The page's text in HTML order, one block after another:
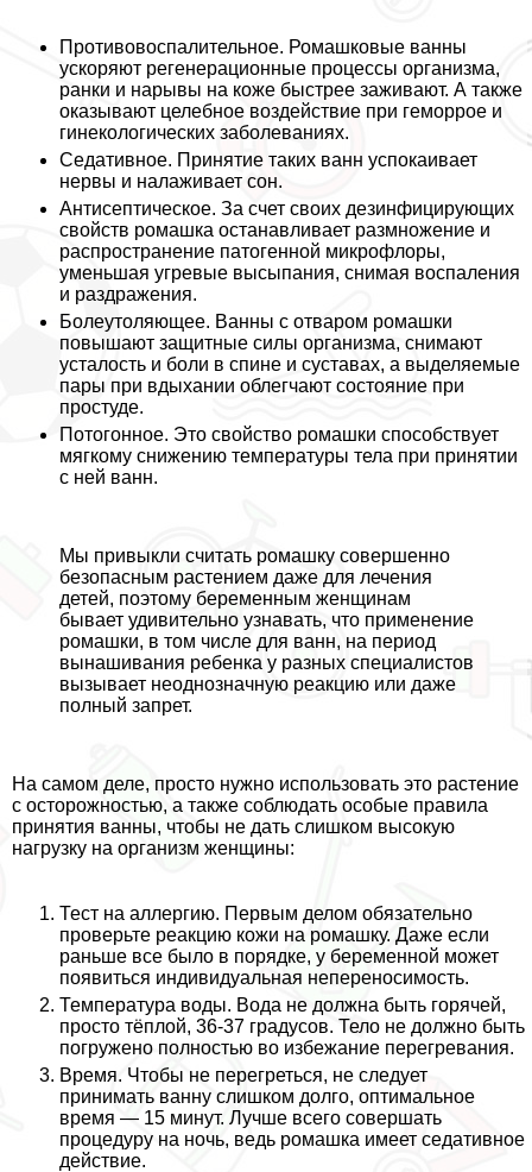
Противовоспалительное. Ромашковые ванны
ускоряют регенерационные процессы организма,
ранки и нарывы на коже быстрее заживают. А также
оказывают целебное воздействие при геморрое и
гинекологических заболеваниях.
Седативное. Принятие таких ванн успокаивает
нервы и налаживает сон.
Антисептическое. За счет своих дезинфицирующих
свойств ромашка останавливает размножение и
распространение патогенной микрофлоры,
уменьшая угревые высыпания, снимая воспаления
и раздражения.
Болеутоляющее. Ванны с отваром ромашки
повышают защитные силы организма, снимают
усталость и боли в спине и суставах, а выделяемые
пары при вдыхании облегчают состояние при
простуде.
Потогонное. Это свойство ромашки способствует
мягкому снижению температуры тела при принятии
с ней ванн.
Мы привыкли считать ромашку совершенно
безопасным растением даже для лечения
детей, поэтому беременным женщинам
бывает удивительно узнавать, что применение
ромашки, в том числе для ванн, на период
вынашивания ребенка у разных специалистов
вызывает неоднозначную реакцию или даже
полный запрет.
На самом деле, просто нужно использовать это растение
с осторожностью, а также соблюдать особые правила
принятия ванны, чтобы не дать слишком высокую
нагрузку на организм женщины:
Тест на аллергию. Первым делом обязательно
проверьте реакцию кожи на ромашку. Даже если
раньше все было в порядке, у беременной может
появиться индивидуальная непереносимость.
Температура воды. Вода не должна быть горячей,
просто тёплой, 36-37 градусов. Тело не должно быть
погружено полностью во избежание перегревания.
Время. Чтобы не перегреться, не следует
принимать ванну слишком долго, оптимальное
время — 15 минут. Лучше всего совершать
процедуру на ночь, ведь ромашка имеет седативное
действие.